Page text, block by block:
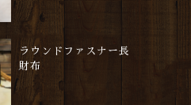
ラウンドファスナー長
財布